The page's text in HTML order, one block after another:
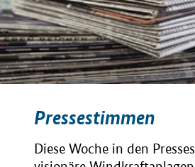
Pressestimmen
Diese Woche in den